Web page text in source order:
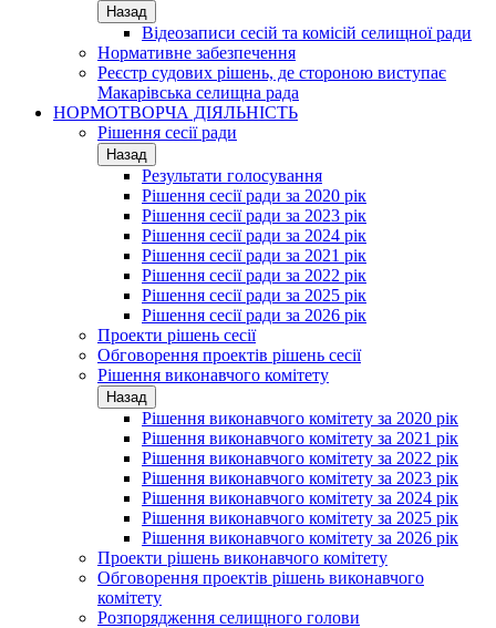
Назад
Відеозаписи сесій та комісій селищної ради
Нормативне забезпечення
Реєстр судових рішень, де стороною виступає
Макарівська селищна рада
НОРМОТВОРЧА ДІЯЛЬНІСТЬ
Рішення сесії ради
Назад
Результати голосування
Рішення сесії ради за 2020 рік
Рішення сесії ради за 2023 рік
Рішення сесії ради за 2024 рік
Рішення сесії ради за 2021 рік
Рішення сесії ради за 2022 рік
Рішення сесії ради за 2025 рік
Рішення сесії ради за 2026 рік
Проекти рішень сесії
Обговорення проектів рішень сесії
Рішення виконавчого комітету
Назад
Рішення виконавчого комітету за 2020 рік
Рішення виконавчого комітету за 2021 рік
Рішення виконавчого комітету за 2022 рік
Рішення виконавчого комітету за 2023 рік
Рішення виконавчого комітету за 2024 рік
Рішення виконавчого комітету за 2025 рік
Рішення виконавчого комітету за 2026 рік
Проекти рішень виконавчого комітету
Обговорення проектів рішень виконавчого
комітету
Розпорядження селищного голови